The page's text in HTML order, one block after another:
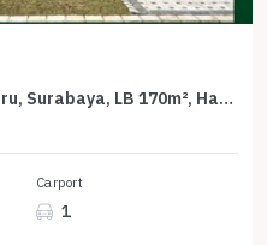
Hunian Mewah di Kawasan Waru, Surabaya, LB 170m², Harga 188 Miliar
Carport
1